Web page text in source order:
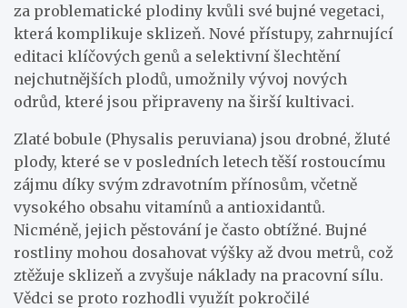
za problematické plodiny kvůli své bujné vegetaci,
která komplikuje sklizeň. Nové přístupy, zahrnující
editaci klíčových genů a selektivní šlechtění
nejchutnějších plodů, umožnily vývoj nových
odrůd, které jsou připraveny na širší kultivaci.
Zlaté bobule (Physalis peruviana) jsou drobné, žluté
plody, které se v posledních letech těší rostoucímu
zájmu díky svým zdravotním přínosům, včetně
vysokého obsahu vitamínů a antioxidantů.
Nicméně, jejich pěstování je často obtížné. Bujné
rostliny mohou dosahovat výšky až dvou metrů, což
ztěžuje sklizeň a zvyšuje náklady na pracovní sílu.
Vědci se proto rozhodli využít pokročilé